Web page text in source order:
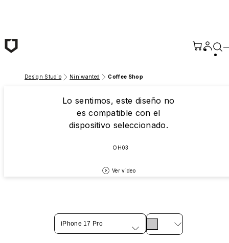
Design Studio Niniwanted Coffee Shop
Lo sentimos, este diseño no
es compatible con el
dispositivo seleccionado.
OH03
Ver video
iPhone 17 Pro